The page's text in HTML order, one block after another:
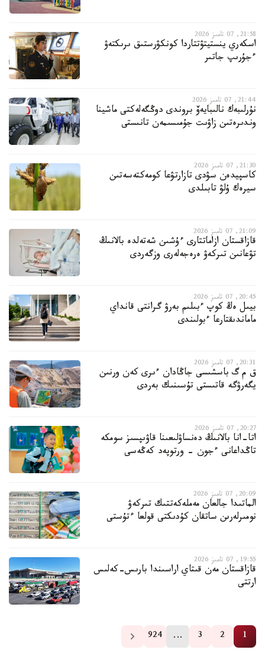
21:58, 07 تامىز 2026
اسكەري ينستيتۋتتاردا كونكۋرستىق ىرىكتەۋ
ءجۇرىپ جاتىر
21:44, 07 تامىز 2026
نۇرلىبەك نالىبايەۆ بروندى دوڭگەلەكتى ماشينا
وندىرەتىن زاۋىت جۇمىسىمەن تانىستى
21:30, 07 تامىز 2026
كاسپيدەن سۋدى تازارتۋعا كومەكتەسەتىن
سيرەك ۇلۋ تابىلدى
21:09, 07 تامىز 2026
قازاقستان ازاماتتارى ءۇشىن شەتەلدە بالانىڭ
تۋعانىن تىركەۋ ەرەجەلەرى وزگەردى
20:45, 07 تامىز 2026
بيىل ەڭ كوپ ءبىلىم بەرۋ گرانتى قانداي
ماماندىقتارعا ءبولىندى
20:31, 07 تامىز 2026
ق م گ باسشىسى جاڭادان ءىرى كەن ورنىن
يگەرۋگە قاتىستى تۇسىنىك بەردى
20:27, 07 تامىز 2026
اتا-انا بالانىڭ دەنساۋلىعىنا قاۋىپسىز سومكە
تاڭداعانى ءجون - ورتوپەد كەڭەسى
20:09, 07 تامىز 2026
الماتىدا جالعان مەملەكەتتىك تىركەۋ
نومىرلەرىن ساتقان كۇدىكتى قولعا ءتۇستى
19:55, 07 تامىز 2026
قازاقستان مەن قىتاي اراسىندا بارىس-كەلىس
ارتتى
1
2
3
…
924